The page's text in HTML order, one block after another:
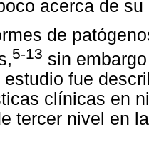
acerca de
de
5-13 sin
fue
clínicas en
tercer nivel en